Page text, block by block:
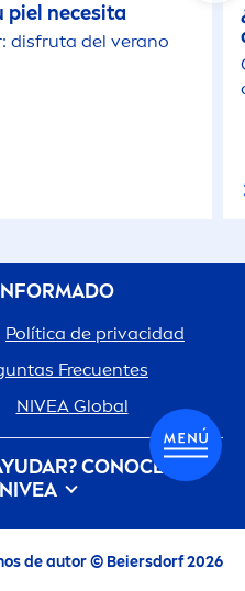
piel necesita
disfruta del verano
Política de privacidad
Frecuentes
NIVEAGlobal
CONOCE MÁS
NIVEA
tu marca de confianza
Beiersdorf
de autor © Beiersdorf 2026